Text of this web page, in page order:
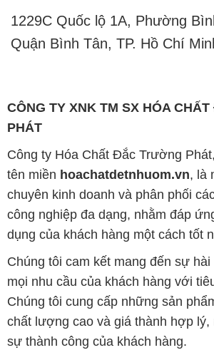
1229C Quốc lộ 1A, Phường
Quận Bình Tân, TP. Hồ Chí
CÔNG TY XNK TM SX HÓA
PHÁT
Công ty Hóa Chất Đắc Trường
tên miền hoachatdetnhuom.vn, là
chuyên kinh doanh và phân phối
công nghiệp đa dạng, nhằm đáp
dụng của khách hàng một cách tốt
Chúng tôi cam kết mang đến sự
mọi nhu cầu của khách hàng với
Chúng tôi cung cấp những sản
chất lượng cao và giá thành hợp lý,
sự thành công của khách hàng.